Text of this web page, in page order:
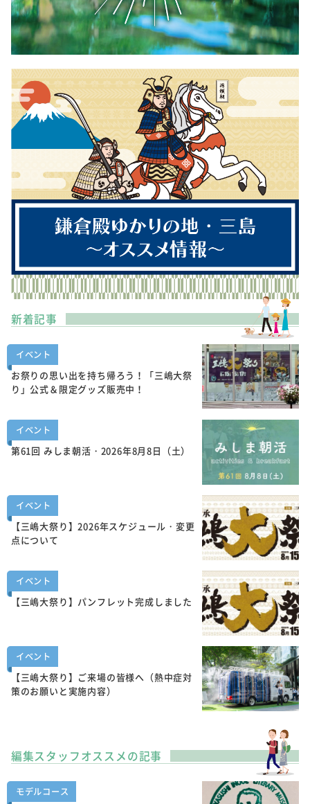
新着記事
イベント
お祭りの思い出を持ち帰ろう！「三嶋大祭
り」公式＆限定グッズ販売中！
イベント
第61回 みしま朝活・2026年8月8日（土）
イベント
【三嶋大祭り】2026年スケジュール・変更
点について
イベント
【三嶋大祭り】パンフレット完成しました
イベント
【三嶋大祭り】ご来場の皆様へ（熱中症対
策のお願いと実施内容）
編集スタッフオススメの記事
モデルコース